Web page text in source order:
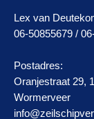
Lex van
06-50855679 /
Postadres:
Oranjestraat 29,
Wormerveer